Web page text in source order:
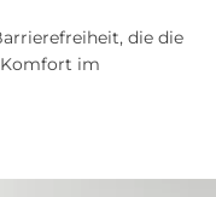
die die
im